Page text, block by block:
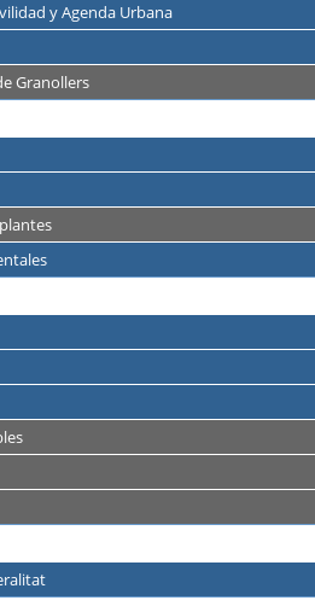
y Agenda Urbana
Granollers